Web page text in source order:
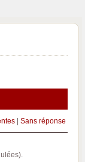
| Sans réponse